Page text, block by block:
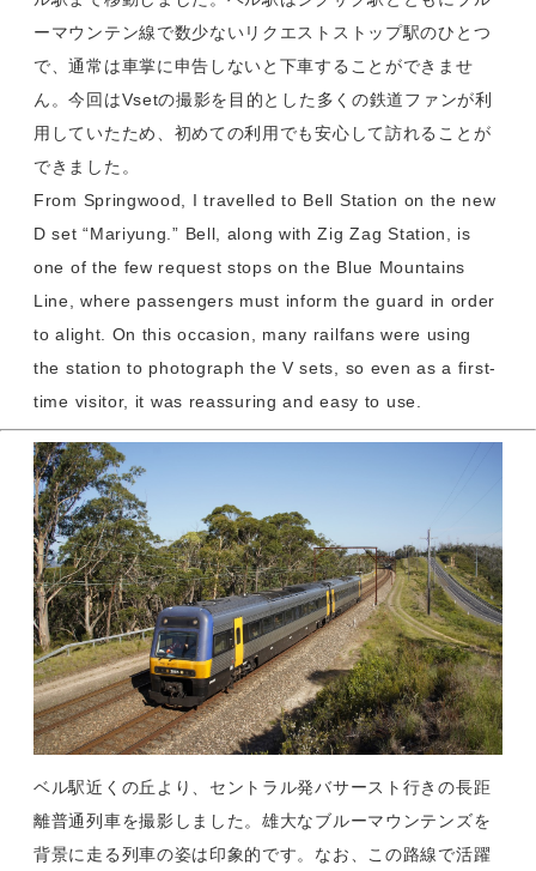
ーマウンテン線で数少ないリクエストストップ駅のひとつ
で、通常は車掌に申告しないと下車することができませ
ん。今回はVsetの撮影を目的とした多くの鉄道ファンが利
用していたため、初めての利用でも安心して訪れることが
できました。
From Springwood, I travelled to Bell Station on the new
D set “Mariyung.” Bell, along with Zig Zag Station, is
one of the few request stops on the Blue Mountains
Line, where passengers must inform the guard in order
to alight. On this occasion, many railfans were using
the station to photograph the V sets, so even as a first-
time visitor, it was reassuring and easy to use.
ベル駅近くの丘より、セントラル発バサースト行きの長距
離普通列車を撮影しました。雄大なブルーマウンテンズを
背景に走る列車の姿は印象的です。なお、この路線で活躍